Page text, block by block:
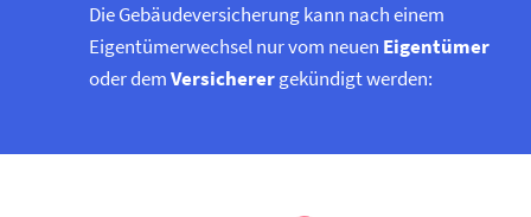
Die Gebäude­versicherung kann nach einem
Eigentümerwechsel nur vom neuen Eigentümer
oder demVersicherergekündigt werden: